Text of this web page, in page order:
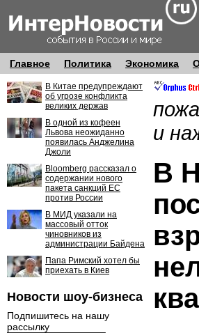
Главное Политика Экономика
В Китае предупреждают
об угрозе конфликта
великих держав
В одной из кофеен
Львова неожиданно
появилась Анджелина
Джоли
Bloomberg рассказал о
содержании нового
пакета санкций ЕС
против России
В МИД указали на
массовый отток
чиновников из
администрации Байдена
Папа Римский хотел бы
приехать в Киев
Новости шоу-бизнеса
Подпишитесь на нашу
рассылку
и
В